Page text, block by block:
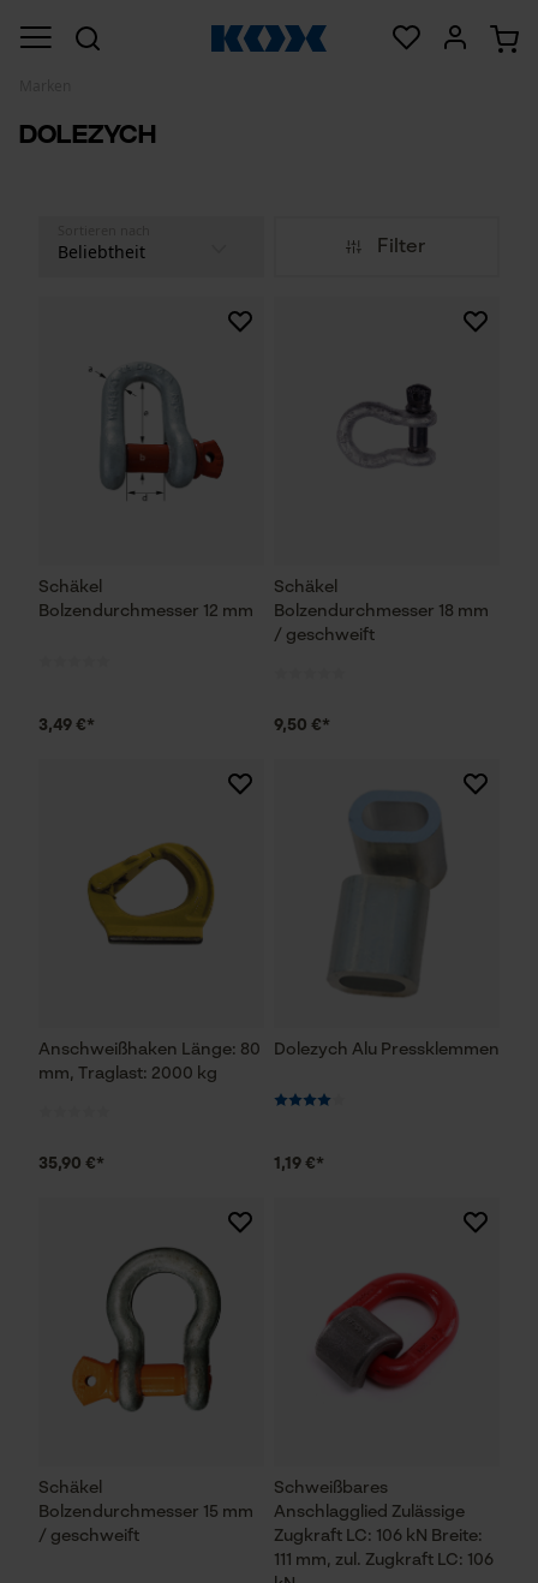
Dolezych
Filter
Schäkel
Bolzendurchmesser 12 mm
3,49 €*
Schäkel
Bolzendurchmesser 18 mm
/ geschweift
9,50 €*
Anschweißhaken Länge: 80
mm, Traglast: 2000 kg
35,90 €*
Dolezych Alu Pressklemmen
1,19 €*
Schäkel
Bolzendurchmesser 15 mm
/ geschweift
Schweißbares
Anschlagglied Zulässige
Zugkraft LC: 106 kN Breite:
111 mm, zul. Zugkraft LC: 106